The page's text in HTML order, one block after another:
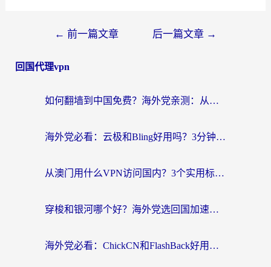
← 前一篇文章 后一篇文章 →
回国代理vpn
如何翻墙到中国免费？海外党亲测：从踩坑到选对加速器的全攻略
海外党必看：云极和Bling好用吗？3分钟教你选对回国加速器
从澳门用什么VPN访问国内？3个实用标准帮你避开坑，无缝刷剧听歌
穿梭和银河哪个好？海外党选回国加速器的避坑指南，附番茄加速器实测体验
海外党必看：ChickCN和FlashBack好用吗？3招教你选对回国加速器（附云极、HomeCN、斧牛vs艾果对比）